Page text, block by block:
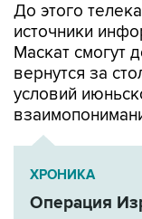
До этого
источники
Маскат смогут
вернутся за
условий
ХРОНИКА
Операция